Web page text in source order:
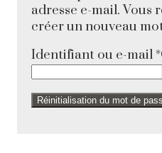
adresse e-mail. Vous
créer un nouveau
Identifiant ou e-mail*
Réinitialisation du mot de